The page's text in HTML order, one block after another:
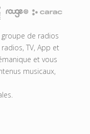
de radios
TV, App et
et vous
musicaux,